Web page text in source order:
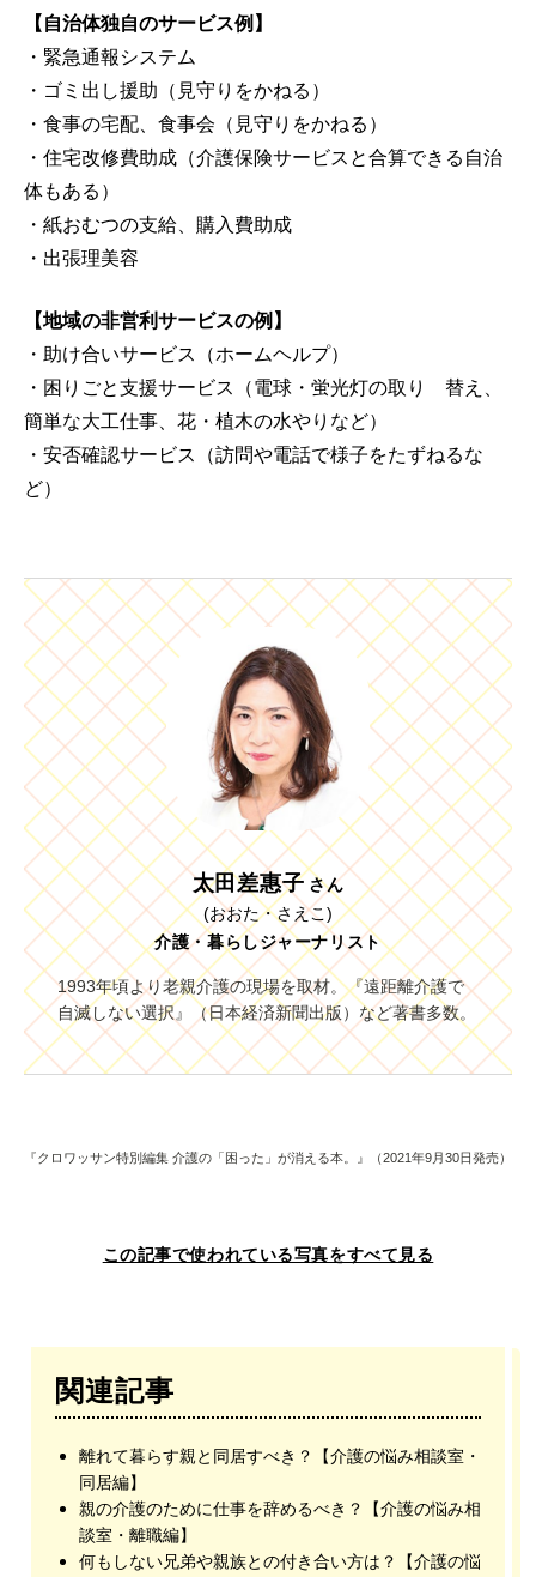
【自治体独自のサービス例】
・緊急通報システム
・ゴミ出し援助（見守りをかねる）
・食事の宅配、食事会（見守りをかねる）
・住宅改修費助成（介護保険サービスと合算できる自治
体もある）
・紙おむつの支給、購入費助成
・出張理美容
【地域の非営利サービスの例】
・助け合いサービス（ホームヘルプ）
・困りごと支援サービス（電球・蛍光灯の取り 替え、
簡単な大工仕事、花・植木の水やりなど）
・安否確認サービス（訪問や電話で様子をたずねるな
ど）
太田差惠子 さん
(おおた・さえこ)
介護・暮らしジャーナリスト
1993年頃より老親介護の現場を取材。『遠距離介護で
自滅しない選択』（日本経済新聞出版）など著書多数。
『クロワッサン特別編集 介護の「困った」が消える本。』（2021年9月30日発売）
この記事で使われている写真をすべて見る
関連記事
離れて暮らす親と同居すべき？【介護の悩み相談室・
同居編】
親の介護のために仕事を辞めるべき？【介護の悩み相
談室・離職編】
何もしない兄弟や親族との付き合い方は？【介護の悩